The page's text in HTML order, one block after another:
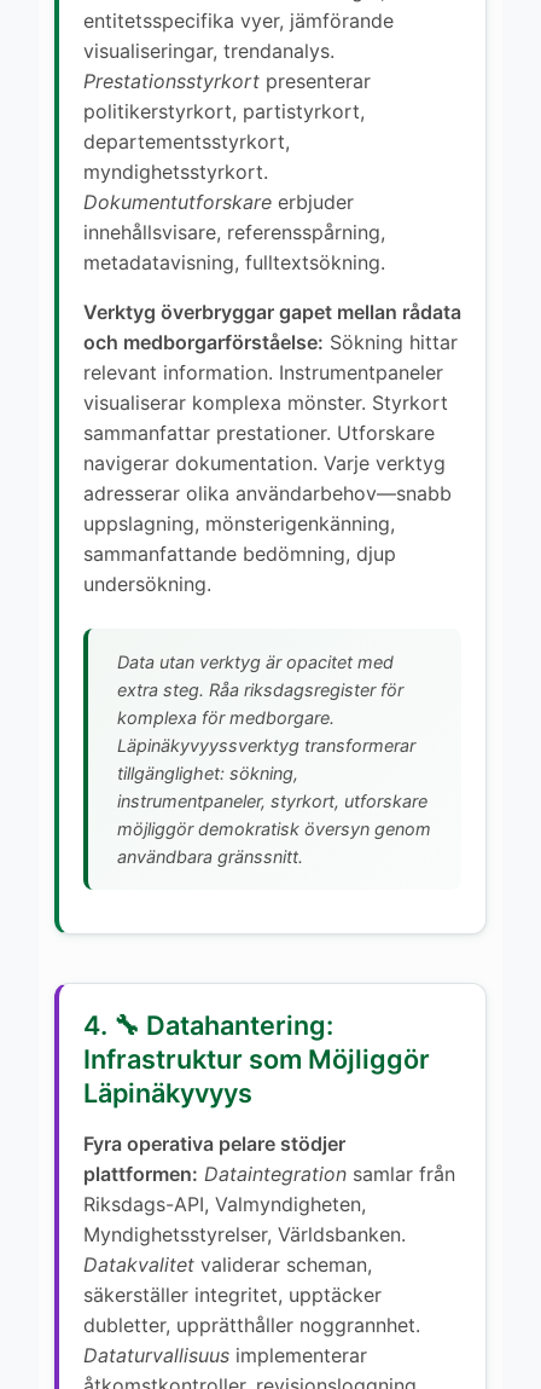
entitetsspecifika vyer, jämförande
visualiseringar, trendanalys.
Prestationsstyrkort presenterar
politikerstyrkort, partistyrkort,
departementsstyrkort,
myndighetsstyrkort.
Dokumentutforskare erbjuder
innehållsvisare, referensspårning,
metadatavisning, fulltextsökning.
Verktyg överbryggar gapet mellan rådata
och medborgarförståelse: Sökning hittar
relevant information. Instrumentpaneler
visualiserar komplexa mönster. Styrkort
sammanfattar prestationer. Utforskare
navigerar dokumentation. Varje verktyg
adresserar olika användarbehov—snabb
uppslagning, mönsterigenkänning,
sammanfattande bedömning, djup
undersökning.
Data utan verktyg är opacitet med
extra steg. Råa riksdagsregister för
komplexa för medborgare.
Läpinäkyvyyssverktyg transformerar
tillgänglighet: sökning,
instrumentpaneler, styrkort, utforskare
möjliggör demokratisk översyn genom
användbara gränssnitt.
4. 🔧 Datahantering:
Infrastruktur som Möjliggör
Läpinäkyvyys
Fyra operativa pelare stödjer
plattformen: Dataintegration samlar från
Riksdags-API, Valmyndigheten,
Myndighetsstyrelser, Världsbanken.
Datakvalitet validerar scheman,
säkerställer integritet, upptäcker
dubletter, upprätthåller noggrannhet.
Dataturvallisuus implementerar